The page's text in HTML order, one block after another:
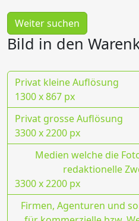
Weiter suchen
Bild in den
Privat kleine Auflösung
1300 x 867 px
Privat grosse Auflösung
3300 x 2200 px
Medien welche die
redaktionelle
3300 x 2200 px
Firmen, Agenturen und